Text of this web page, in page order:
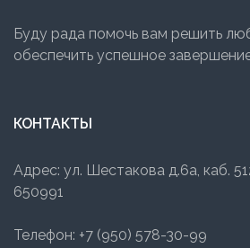
Буду рада помочь вам решить
обеспечить успешное
КОНТАКТЫ
Адрес: ул. Шестакова д.6а, каб.
650991
Телефон: +7 (950) 578-30-99